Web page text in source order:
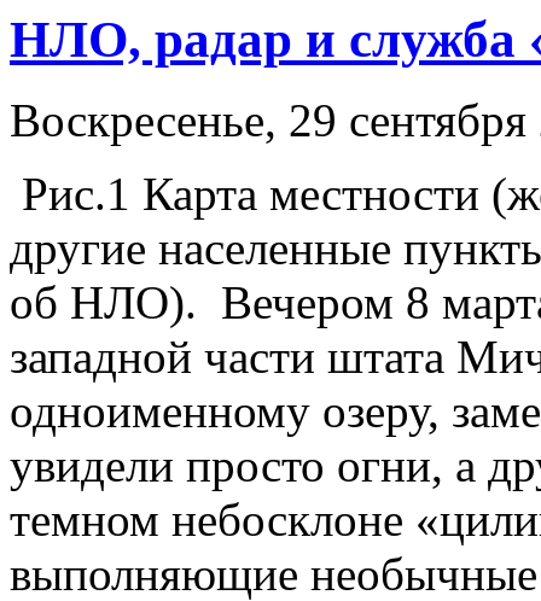
НЛО, радар и служба
Воскресенье, 29
Рис.1 Карта местности
другие населенные
об НЛО). Вечером 8
западной части штата
одноименному озеру,
увидели просто огни, а
темном небосклоне
выполняющие